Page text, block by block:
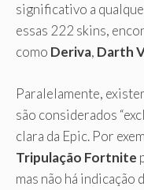
significativo a
essas 222 skins,
como Deriva, Darth
Paralelamente,
são considerados
clara da Epic. Por
Tripulação Fortnite
mas não há indicação